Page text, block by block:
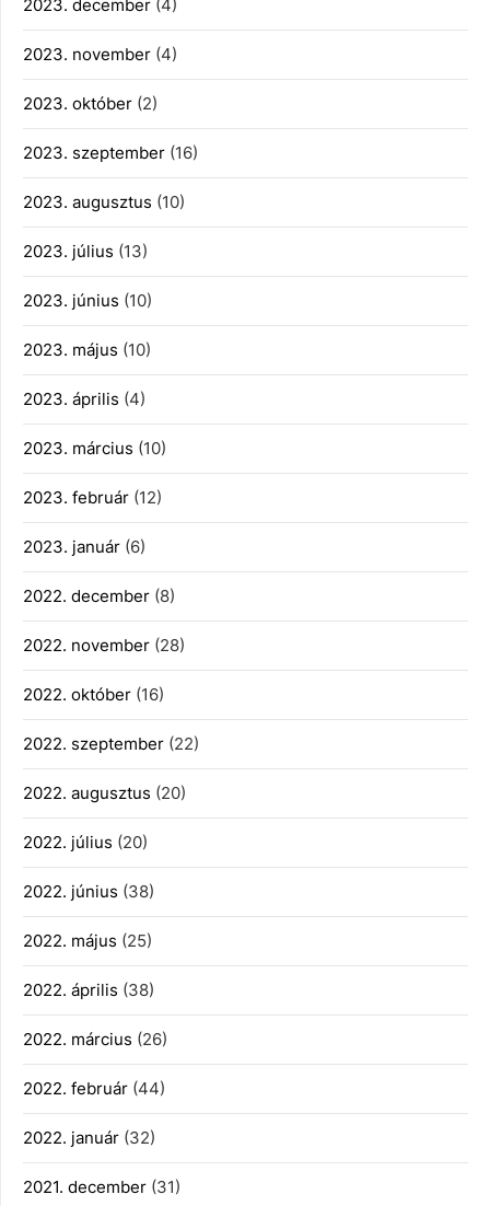
2023. december (4)
2023. november (4)
2023. október (2)
2023. szeptember (16)
2023. augusztus (10)
2023. július (13)
2023. június (10)
2023. május (10)
2023. április (4)
2023. március (10)
2023. február (12)
2023. január (6)
2022. december (8)
2022. november (28)
2022. október (16)
2022. szeptember (22)
2022. augusztus (20)
2022. július (20)
2022. június (38)
2022. május (25)
2022. április (38)
2022. március (26)
2022. február (44)
2022. január (32)
2021. december (31)